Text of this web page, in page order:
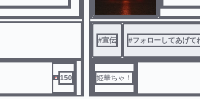
150
#宣伝 #フォローしてあげて
姫華ちゃ！